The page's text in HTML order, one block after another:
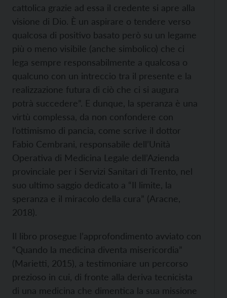
cattolica grazie ad essa il credente si apre alla
visione di Dio. È un aspirare o tendere verso
qualcosa di positivo basato però su un legame
più o meno visibile (anche simbolico) che ci
lega sempre responsabilmente a qualcosa o
qualcuno con un intreccio tra il presente e la
realizzazione futura di ciò che ci si augura
potrà succedere”. E dunque, la speranza è una
virtù complessa, da non confondere con
l’ottimismo di pancia, come scrive il dottor
Fabio Cembrani, responsabile dell’Unità
Operativa di Medicina Legale dell’Azienda
provinciale per i Servizi Sanitari di Trento, nel
suo ultimo saggio dedicato a “Il limite, la
speranza e il miracolo della cura” (Aracne,
2018).
Il libro prosegue l’approfondimento avviato con
“Quando la medicina diventa misericordia”
(Marietti, 2015), a testimoniare un percorso
prezioso in cui, di fronte alla deriva tecnicista
di una medicina che dimentica la sua missione